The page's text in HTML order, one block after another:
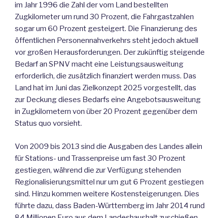
im Jahr 1996 die Zahl der vom Land bestellten
Zugkilometer um rund 30 Prozent, die Fahrgastzahlen
sogar um 60 Prozent gesteigert. Die Finanzierung des
öffentlichen Personennahverkehrs steht jedoch aktuell
vor großen Herausforderungen. Der zukünftig steigende
Bedarf an SPNV macht eine Leistungsausweitung
erforderlich, die zusätzlich finanziert werden muss. Das
Land hat im Juni das Zielkonzept 2025 vorgestellt, das
zur Deckung dieses Bedarfs eine Angebotsausweitung
in Zugkilometern von über 20 Prozent gegenüber dem
Status quo vorsieht.
Von 2009 bis 2013 sind die Ausgaben des Landes allein
für Stations- und Trassenpreise um fast 30 Prozent
gestiegen, während die zur Verfügung stehenden
Regionalisierungsmittel nur um gut 6 Prozent gestiegen
sind. Hinzu kommen weitere Kostensteigerungen. Dies
führte dazu, dass Baden-Württemberg im Jahr 2014 rund